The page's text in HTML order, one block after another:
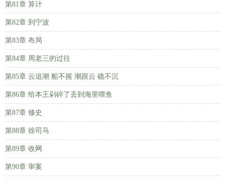
第81章 算计
第82章 到宁波
第83章 布局
第84章 周老三的过往
第85章 云追潮 船不摇 潮跟云 礁不沉
第86章 给本王剁碎了丢到海里喂鱼
第87章 修史
第88章 徐司马
第89章 收网
第90章 审案